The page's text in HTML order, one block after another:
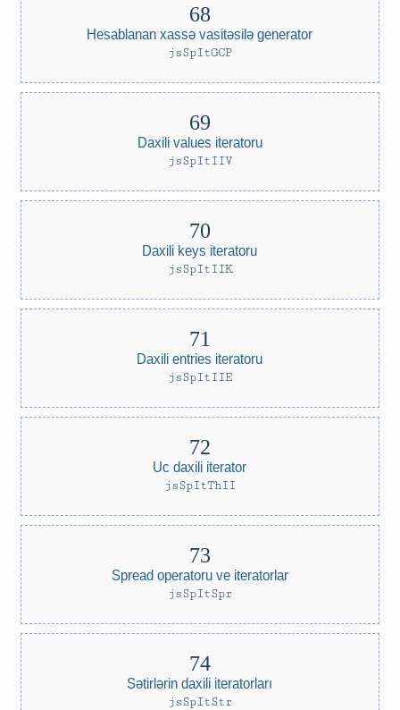
Hesablanan xassə vasitəsilə generator
jsSpItGCP
Daxili values iteratoru
jsSpItIIV
Daxili keys iteratoru
jsSpItIIK
Daxili entries iteratoru
jsSpItIIE
Uc daxili iterator
jsSpItThII
Spread operatoru ve iteratorlar
jsSpItSpr
Sətirlərin daxili iteratorları
jsSpItStr